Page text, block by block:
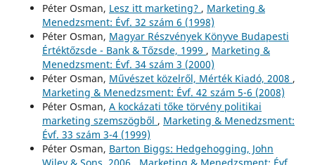
Péter Osman, Lesz itt marketing? , Marketing &
Menedzsment: Évf. 32 szám 6 (1998)
Péter Osman, Magyar Részvények Könyve Budapesti
Értéktőzsde - Bank & Tőzsde, 1999 , Marketing &
Menedzsment: Évf. 34 szám 3 (2000)
Péter Osman, Művészet közelről, Mérték Kiadó, 2008 ,
Marketing & Menedzsment: Évf. 42 szám 5-6 (2008)
Péter Osman, A kockázati tőke törvény politikai
marketing szemszögből , Marketing & Menedzsment:
Évf. 33 szám 3-4 (1999)
Péter Osman, Barton Biggs: Hedgehogging, John
Wiley & Sons, 2006 , Marketing & Menedzsment: Évf.